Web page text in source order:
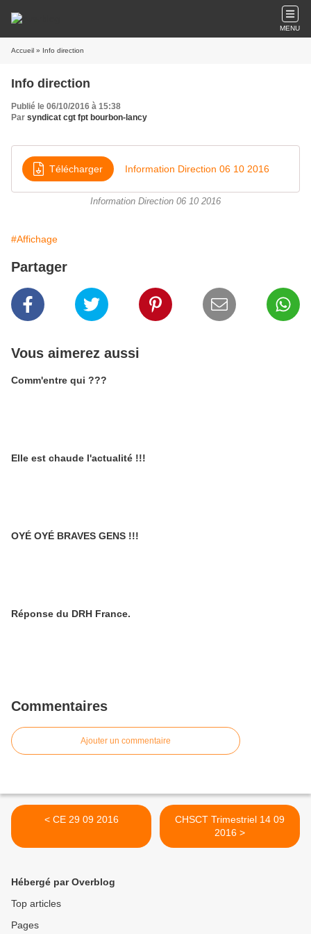
MENU
Accueil » Info direction
Info direction
Publié le 06/10/2016 à 15:38
Par syndicat cgt fpt bourbon-lancy
Télécharger Information Direction 06 10 2016
Information Direction 06 10 2016
#Affichage
Partager
Vous aimerez aussi
Comm'entre qui ???
Elle est chaude l'actualité !!!
OYÉ OYÉ BRAVES GENS !!!
Réponse du DRH France.
Commentaires
Ajouter un commentaire
< CE 29 09 2016
CHSCT Trimestriel 14 09
2016 >
Hébergé par Overblog
Top articles
Pages